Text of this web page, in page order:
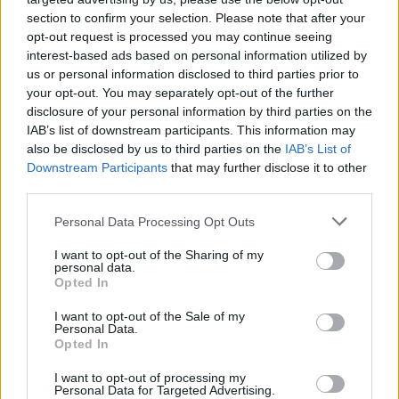
section to confirm your selection. Please note that after your
opt-out request is processed you may continue seeing
interest-based ads based on personal information utilized by
us or personal information disclosed to third parties prior to
your opt-out. You may separately opt-out of the further
disclosure of your personal information by third parties on the
IAB’s list of downstream participants. This information may
also be disclosed by us to third parties on the IAB’s List of
Downstream Participants that may further disclose it to other
Personal Data Processing Opt Outs
I want to opt-out of the Sharing of my
personal data.
Opted In
I want to opt-out of the Sale of my
Personal Data.
Opted In
I want to opt-out of processing my
Personal Data for Targeted Advertising.
🪐🚀 Canciones para Ver las Estrellas:
Psicodelia y Space Rock 🎸✨
🌌🚀 Viaje intergaláctico: la mejor selección de